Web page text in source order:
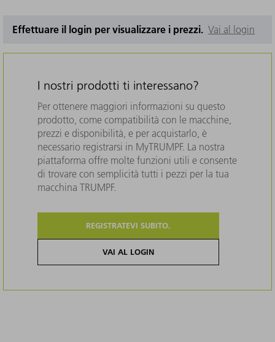
Effettuare il login per visualizzare i prezzi. Vai al login
I nostri prodotti ti interessano?
Per ottenere maggiori informazioni su questo
prodotto, come compatibilità con le macchine,
prezzi e disponibilità, e per acquistarlo, è
necessario registrarsi in MyTRUMPF. La nostra
piattaforma offre molte funzioni utili e consente
di trovare con semplicità tutti i pezzi per la tua
macchina TRUMPF.
REGISTRATEVI SUBITO.
VAI AL LOGIN